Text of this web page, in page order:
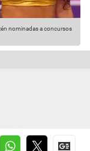
nominadas a concursos